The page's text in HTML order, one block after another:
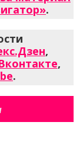
.
,
,
.